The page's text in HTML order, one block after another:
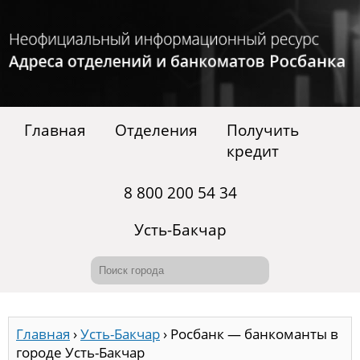
Главная Отделения
Получить
кредит
8 800 200 54 34
Усть-Бакчар
Главная ›Усть-Бакчар› Росбанк — банкоманты в
городе Усть-Бакчар